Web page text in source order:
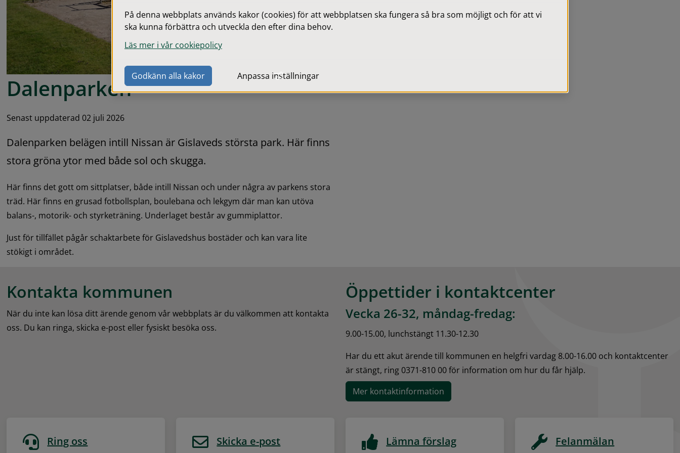
Dalenparken
Senast uppdaterad 02 juli 2026
Dalenparken belägen intill Nissan är Gislaveds största park. Här finns
stora gröna ytor med både sol och skugga.
Här finns det gott om sittplatser, både intill Nissan och under några av parkens stora
träd. Här finns en grusad fotbollsplan, boulebana och lekgym där man kan utöva
balans-, motorik- och styrketräning. Underlaget består av gummiplattor.
Just för tillfället pågår schaktarbete för Gislavedshus bostäder och kan vara lite
stökigt i området.
Kontakta kommunen
När du inte kan lösa ditt ärende genom vår webbplats är du välkommen att kontakta
oss. Du kan ringa, skicka e-post eller fysiskt besöka oss.
Öppettider i kontaktcenter
Vecka 26-32, måndag-fredag:
9.00-15.00, lunchstängt 11.30-12.30
Har du ett akut ärende till kommunen en helgfri vardag 8.00-16.00 och kontaktcenter
är stängt, ring 0371-810 00 för information om hur du får hjälp.
Mer kontaktinformation
Ring oss Skicka e-post Lämna förslag Felanmälan
På denna webbplats används kakor (cookies) för att webbplatsen ska fungera så bra som möjligt och för att vi
ska kunna förbättra och utveckla den efter dina behov.
Läs mer i vår cookiepolicy
Godkänn alla kakor Anpassa inställningar